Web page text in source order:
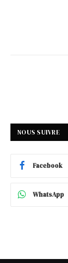
NOUS SUIVRE
Facebook
WhatsApp